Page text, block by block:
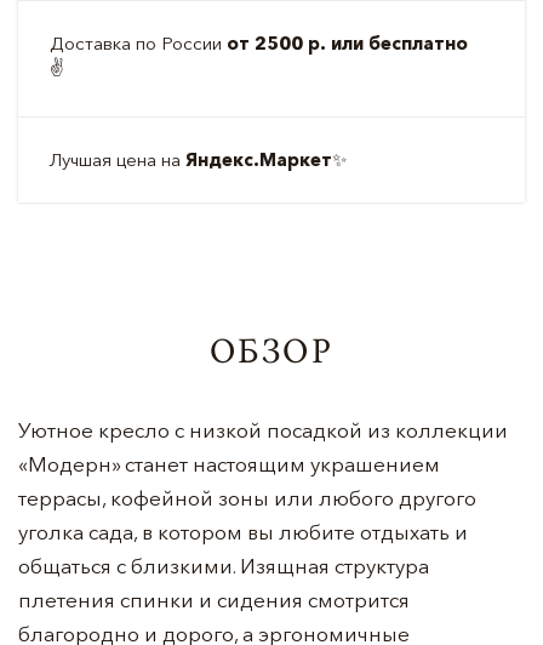
Доставка по России от 2500 р. или бесплатно
✌️
Лучшая цена на Яндекс.Маркет✨
ОБЗОР
Уютное кресло с низкой посадкой из коллекции
«Модерн» станет настоящим украшением
террасы, кофейной зоны или любого другого
уголка сада, в котором вы любите отдыхать и
общаться с близкими. Изящная структура
плетения спинки и сидения смотрится
благородно и дорого, а эргономичные